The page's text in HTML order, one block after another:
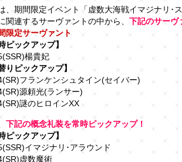
、期間限定イベント「虚数大海戦イマジナリ･
関連するサーヴァントの中から、 下記のサーヴ
限定サーヴァント
ピックアップ】
楊貴妃
りピックアップ】
フランケンシュタイン(セイバー)
源頼光(ランサー)
謎のヒロインXX
下記の概念礼装を常時ピックアップ！
ピックアップ】
イマジナリ･アラウンド
虚数魔術